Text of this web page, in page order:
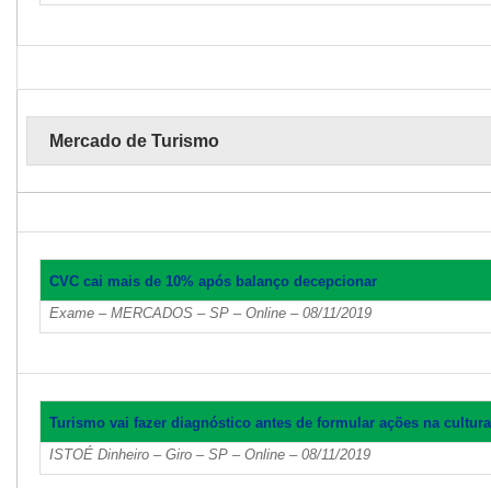
Mercado de Turismo
CVC cai mais de 10% após balanço decepcionar
Exame – MERCADOS – SP – Online – 08/11/2019
Turismo vai fazer diagnóstico antes de formular ações na cultura
ISTOÉ Dinheiro – Giro – SP – Online – 08/11/2019